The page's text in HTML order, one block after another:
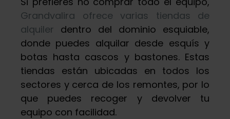
Grandvalira ofrece varias tiendas de
alquiler dentro del dominio esquiable,
donde puedes alquilar desde esquís y
botas hasta cascos y bastones. Estas
tiendas están ubicadas en todos los
sectores y cerca de los remontes, por lo
que puedes recoger y devolver tu
equipo con facilidad.